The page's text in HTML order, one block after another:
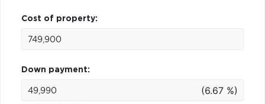
Cost of property:
Down payment:
(6.67 %)